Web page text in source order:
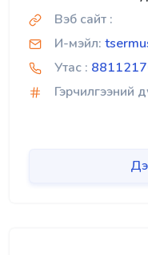
Вэб сайт :
И-мэйл:
Утас :
Гэрчилгээний